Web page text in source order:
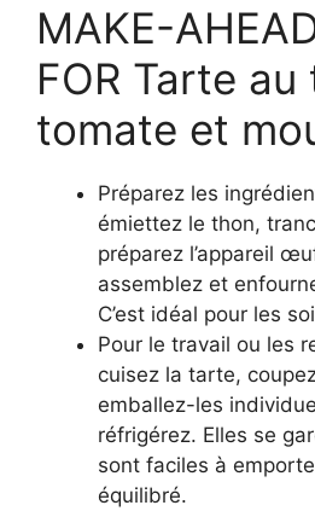
MAKE-
FOR Tarte au
tomate et
Préparez les
émiettez le thon,
préparez l’appareil
assemblez et
C’est idéal pour les
Pour le travail ou les
cuisez la tarte,
emballez-les
réfrigérez. Elles se
sont faciles à
équilibré.